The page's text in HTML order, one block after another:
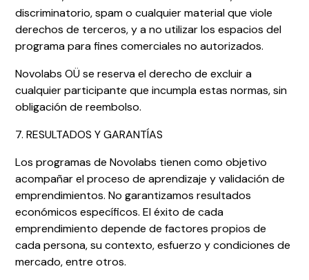
discriminatorio, spam o cualquier material que viole
derechos de terceros, y a no utilizar los espacios del
programa para fines comerciales no autorizados.
Novolabs OÜ se reserva el derecho de excluir a
cualquier participante que incumpla estas normas, sin
obligación de reembolso.
7. RESULTADOS Y GARANTÍAS
Los programas de Novolabs tienen como objetivo
acompañar el proceso de aprendizaje y validación de
emprendimientos. No garantizamos resultados
económicos específicos. El éxito de cada
emprendimiento depende de factores propios de
cada persona, su contexto, esfuerzo y condiciones de
mercado, entre otros.